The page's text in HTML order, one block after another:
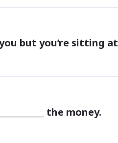
you but you’re sitting
the money.